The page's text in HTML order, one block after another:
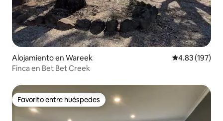
Alojamiento en Wareek Calificación
4.83 (197)
Finca en Bet Bet Creek
Favorito entre huéspedes
Favorito entre huéspedes